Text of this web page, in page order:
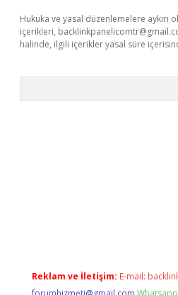
Hukuka ve yasal düzenlemelere aykırı
içerikleri,
halinde, ilgili içerikler yasal süre
Reklam ve İletişim: E-mail: